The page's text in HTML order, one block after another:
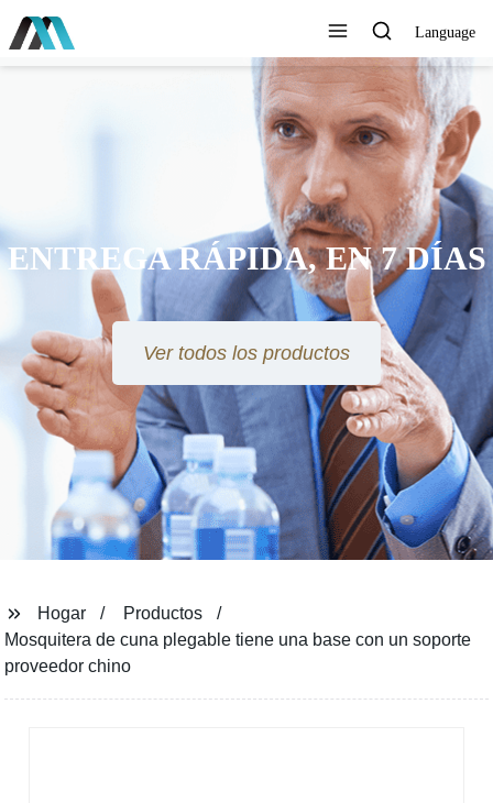
Language
ENTREGA RÁPIDA, EN 7 DÍAS
Ver todos los productos
Hogar
Productos
Mosquitera de cuna plegable tiene una base con un soporte
proveedor chino